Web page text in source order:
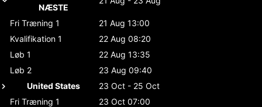
NÆSTE
Fri Træning 1
21 Aug 13:00
Kvalifikation 1
22 Aug 08:20
Løb 1
22 Aug 13:35
Løb 2
23 Aug 09:40
United States
23 Oct - 25 Oct
Fri Træning 1
23 Oct 07:00